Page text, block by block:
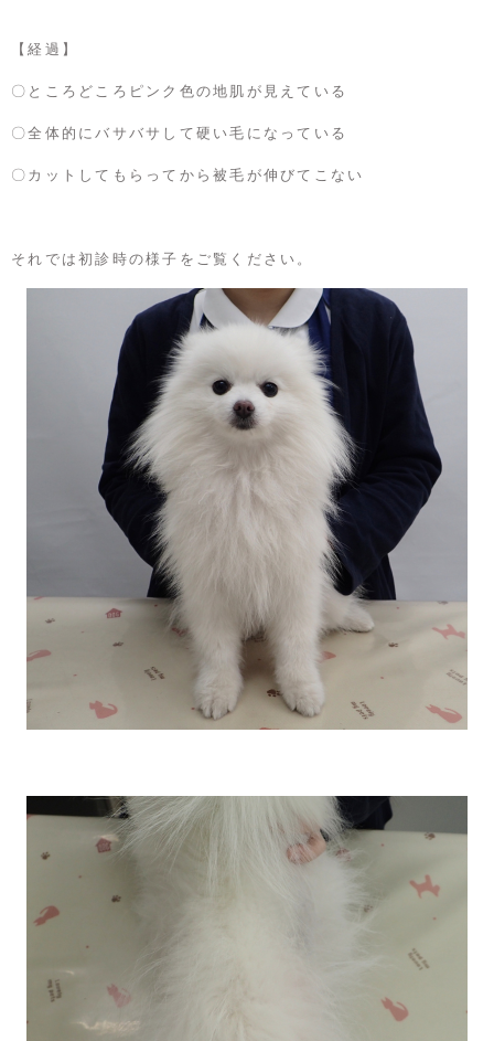
【経過】
〇ところどころピンク色の地肌が見えている
〇全体的にバサバサして硬い毛になっている
〇カットしてもらってから被毛が伸びてこない
それでは初診時の様子をご覧ください。